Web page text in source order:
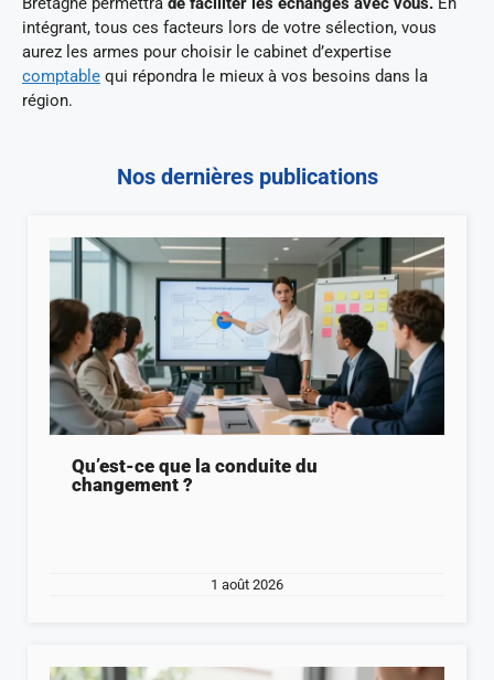
intégrant, tous ces facteurs lors de votre sélection, vous
aurez les armes pour choisir le cabinet d’expertise
comptable qui répondra le mieux à vos besoins dans la
région.
Nos dernières publications
Qu’est-ce que la conduite du
changement ?
1 août 2026